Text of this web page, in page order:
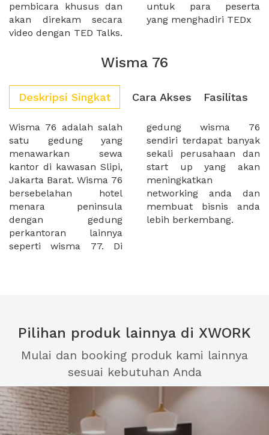
pembicara khusus dan
akan direkam secara
video dengan TED Talks.
untuk para peserta
yang menghadiri TEDx
Wisma 76
Deskripsi Singkat Cara Akses Fasilitas
Wisma 76 adalah salah
satu gedung yang
menawarkan sewa
kantor di kawasan Slipi,
Jakarta Barat. Wisma 76
bersebelahan hotel
menara peninsula
dengan gedung
perkantoran lainnya
seperti wisma 77. Di
gedung wisma 76
sendiri terdapat banyak
sekali perusahaan dan
start up yang akan
meningkatkan
networking anda dan
membuat bisnis anda
lebih berkembang.
Pilihan produk lainnya di XWORK
Mulai dan booking produk kami lainnya
sesuai kebutuhan Anda